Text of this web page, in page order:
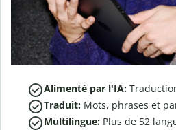
Alimenté par l'IA:
Traduit: Mots, phrases et
Multilingue: Plus de 52